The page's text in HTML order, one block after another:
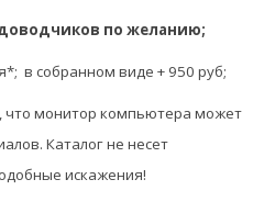
по желанию;
в собранном виде + 950 руб;
что монитор компьютера может
Каталог не несет
искажения!